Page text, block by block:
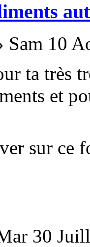
Sam 10
ta très
et
sur ce
30